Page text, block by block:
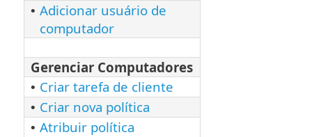
• Adicionar usuário de
computador
Gerenciar Computadores
• Criar tarefa de cliente
• Criar nova política
• Atribuir política